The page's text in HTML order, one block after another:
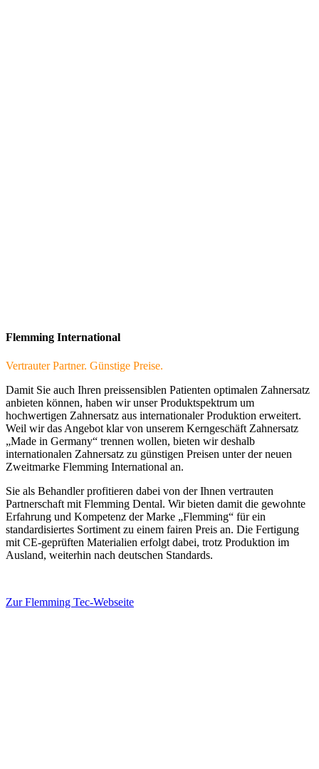
Flemming International
Vertrauter Partner. Günstige Preise.
Damit Sie auch Ihren preissensiblen Patienten optimalen Zahnersatz
anbieten können, haben wir unser Produktspektrum um
hochwertigen Zahnersatz aus internationaler Produktion erweitert.
Weil wir das Angebot klar von unserem Kerngeschäft Zahnersatz
„Made in Germany“ trennen wollen, bieten wir deshalb
internationalen Zahnersatz zu günstigen Preisen unter der neuen
Zweitmarke Flemming International an.
Sie als Behandler profitieren dabei von der Ihnen vertrauten
Partnerschaft mit Flemming Dental. Wir bieten damit die gewohnte
Erfahrung und Kompetenz der Marke „Flemming“ für ein
standardisiertes Sortiment zu einem fairen Preis an. Die Fertigung
mit CE-geprüften Materialien erfolgt dabei, trotz Produktion im
Ausland, weiterhin nach deutschen Standards.
Zur Flemming Tec-Webseite